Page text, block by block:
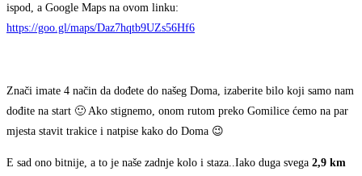
ispod, a Google Maps na ovom linku:
https://goo.gl/maps/Daz7hqtb9UZs56Hf6
Znači imate 4 način da dođete do našeg Doma, izaberite bilo koji samo nam
dođite na start 🙂 Ako stignemo, onom rutom preko Gomilice ćemo na par
mjesta stavit trakice i natpise kako do Doma 😉
E sad ono bitnije, a to je naše zadnje kolo i staza..Iako duga svega 2,9 km